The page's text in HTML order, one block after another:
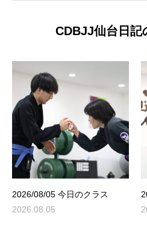
CDBJJ仙台日記
2026/08/05 今日のクラス
2026.08.05